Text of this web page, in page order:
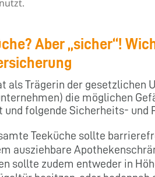
Aber „sicher“!
als Trägerin der gesetzlichen
die möglichen
und folgende Sicherheits- und
Teeküche sollte
ausziehbare
sollte zudem entweder in